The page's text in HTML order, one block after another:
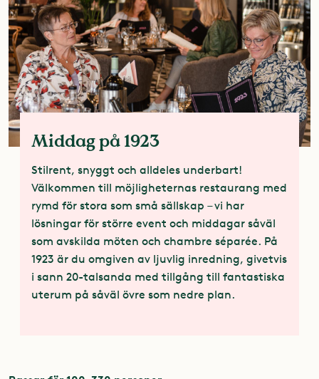
Middag på 1923
Stilrent, snyggt och alldeles underbart!
Välkommen till möjligheternas restaurang med
rymd för stora som små sällskap – vi har
lösningar för större event och middagar såväl
som avskilda möten och chambre séparée. På
1923 är du omgiven av ljuvlig inredning, givetvis
i sann 20-talsanda med tillgång till fantastiska
uterum på såväl övre som nedre plan.